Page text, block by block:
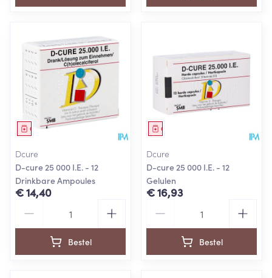
Geneesmiddel
Dcure
D-cure 25 000 I.E. - 12
Drinkbare Ampoules
€ 14,40
Bestel
Geneesmiddel
Dcure
D-cure 25 000 I.E. - 12
Gelulen
€ 16,93
Bestel